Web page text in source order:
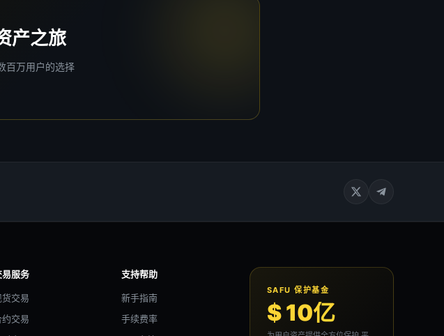
产之旅
百万用户的选择
易服务
货交易
约交易
支持帮助
新手指南
手续费率
SAFU 保护基金
$ 10亿